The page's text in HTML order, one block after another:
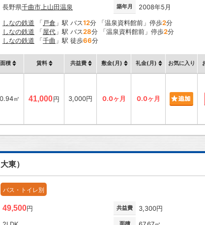
長野県千曲市 上山田温泉 築年月 2008年5月
しなの鉄道 「戸倉 」駅 バス12分 「温泉資料館前」停歩2分
しなの鉄道 「屋代 」駅 バス28分 「温泉資料館前」停歩2分
しなの鉄道 「千曲 」駅 徒歩66分
面積 賃料 共益費 敷金(月) 礼金(月) お気に入り
㎡ 41,000円 3,000円 0.0ヶ月 0.0ヶ月
東）
バス・トイレ別
49,500円 共益費 3,300円
面積